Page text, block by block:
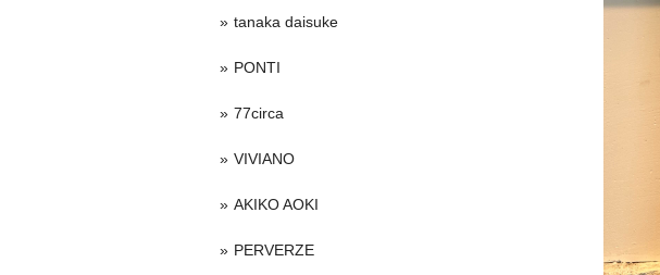
tanaka daisuke
PONTI
77circa
VIVIANO
AKIKO AOKI
PERVERZE